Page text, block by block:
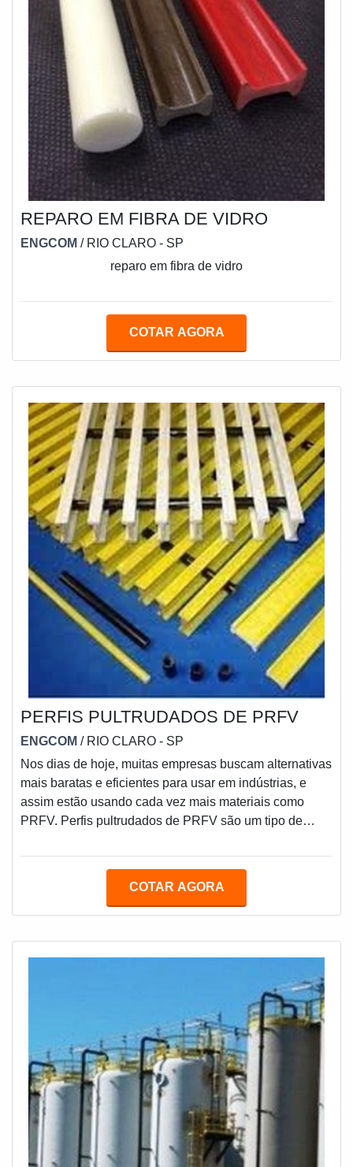
REPARO EM FIBRA DE VIDRO
ENGCOM / RIO CLARO - SP
reparo em fibra de vidro
COTAR AGORA
PERFIS PULTRUDADOS DE PRFV
ENGCOM / RIO CLARO - SP
Nos dias de hoje, muitas empresas buscam alternativas
mais baratas e eficientes para usar em indústrias, e
assim estão usando cada vez mais materiais como
PRFV. Perfis pultrudados de PRFV são um tipo de
vidro, nos quais os dois materiais são combinados e
fazem com que o material tenha maior custo-benefício
COTAR AGORA